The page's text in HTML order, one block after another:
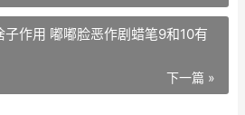
作用 嘟嘟脸恶作剧蜡笔9和10有
下一篇 »